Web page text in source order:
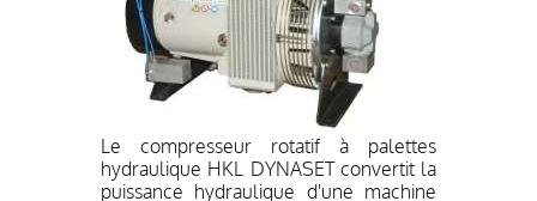
Le compresseur rotatif à palettes
hydraulique HKL DYNASET convertit la
puissance hydraulique d'une machine